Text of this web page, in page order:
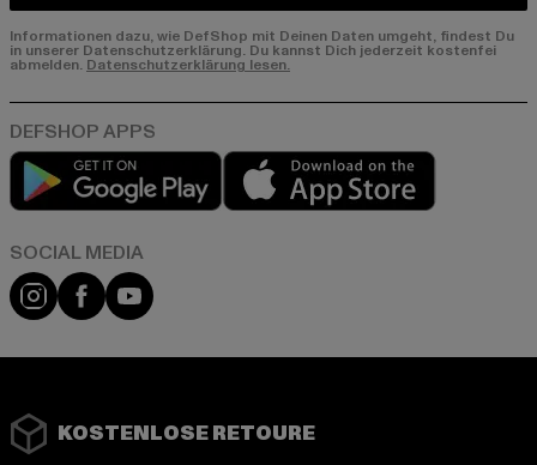
Informationen dazu, wie DefShop mit Deinen Daten umgeht, findest Du
in unserer Datenschutzerklärung. Du kannst Dich jederzeit kostenfei
abmelden. Datenschutzerklärung lesen.
Play market
Instagram
FacebookYouTube
KOSTENLOSE RETOURE